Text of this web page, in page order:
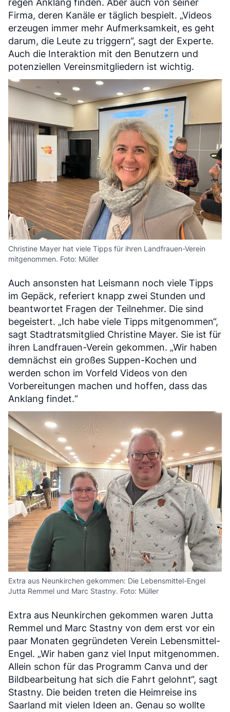
regen Anklang finden. Aber auch von seiner
Firma, deren Kanäle er täglich bespielt. „Videos
erzeugen immer mehr Aufmerksamkeit, es geht
darum, die Leute zu triggern“, sagt der Experte.
Auch die Interaktion mit den Benutzern und
potenziellen Vereinsmitgliedern ist wichtig.
Christine Mayer hat viele Tipps für ihren Landfrauen-Verein
mitgenommen. Foto: Müller
Auch ansonsten hat Leismann noch viele Tipps
im Gepäck, referiert knapp zwei Stunden und
beantwortet Fragen der Teilnehmer. Die sind
begeistert. „Ich habe viele Tipps mitgenommen“,
sagt Stadtratsmitglied Christine Mayer. Sie ist für
ihren Landfrauen-Verein gekommen. „Wir haben
demnächst ein großes Suppen-Kochen und
werden schon im Vorfeld Videos von den
Vorbereitungen machen und hoffen, dass das
Anklang findet.“
Extra aus Neunkirchen gekommen: Die Lebensmittel-Engel
Jutta Remmel und Marc Stastny. Foto: Müller
Extra aus Neunkirchen gekommen waren Jutta
Remmel und Marc Stastny von dem erst vor ein
paar Monaten gegründeten Verein Lebensmittel-
Engel. „Wir haben ganz viel Input mitgenommen.
Allein schon für das Programm Canva und der
Bildbearbeitung hat sich die Fahrt gelohnt“, sagt
Stastny. Die beiden treten die Heimreise ins
Saarland mit vielen Ideen an. Genau so wollte